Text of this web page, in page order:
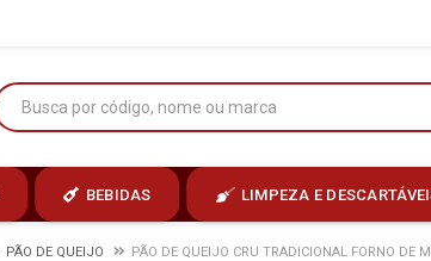
BEBIDAS LIMPEZA E
PÃO DE QUEIJO PÃO DE QUEIJO CRU TRADICIONAL FORNO DE